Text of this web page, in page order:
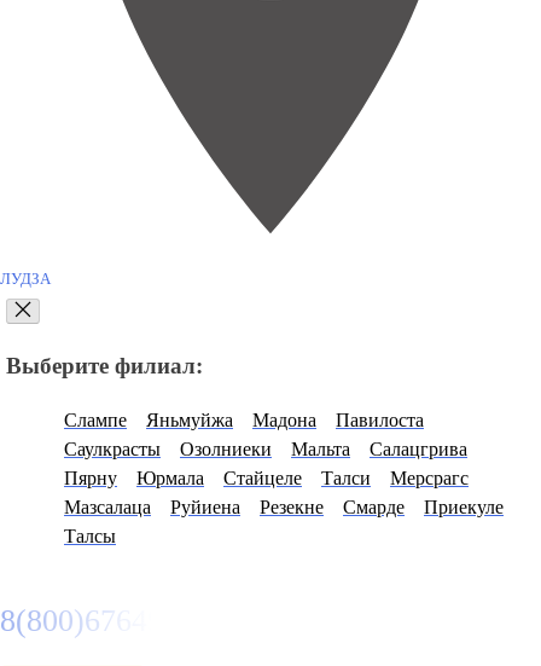
ЛУДЗА
Выберите филиал:
Слампе Яньмуйжа Мадона
Павилоста
Саулкрасты
Озолниеки Мальта
Салацгрива
Пярну
Юрмала Стайцеле Талси
Мерсрагс
Мазсалаца
Руйиена Резекне Смарде
Приекуле
Талсы
8(800)6764935